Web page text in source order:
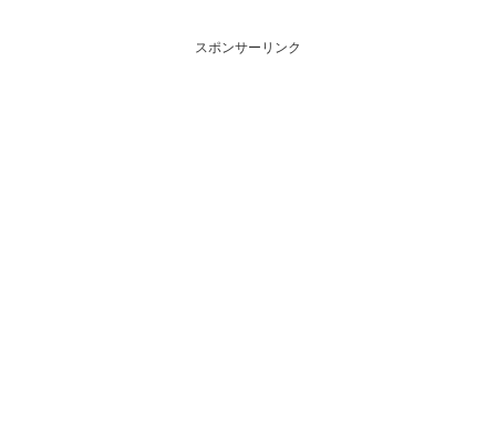
スポンサーリンク